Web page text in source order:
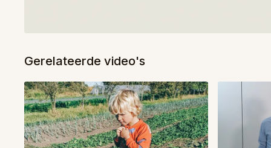
Gerelateerde video's